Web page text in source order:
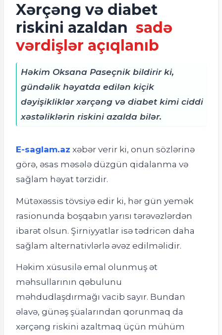
Xərçəng və diabet
riskini azaldan sadə
vərdişlər açıqlanıb
Həkim Oksana Paseçnik bildirir ki,
gündəlik həyatda edilən kiçik
dəyişikliklər xərçəng və diabet kimi ciddi
xəstəliklərin riskini azalda bilər.
E-saglam.az xəbər verir ki, onun sözlərinə
görə, əsas məsələ düzgün qidalanma və
sağlam həyat tərzidir.
Mütəxəssis tövsiyə edir ki, hər gün yemək
rasionunda boşqabın yarısı tərəvəzlərdən
ibarət olsun. Şirniyyatlar isə tədricən daha
sağlam alternativlərlə əvəz edilməlidir.
Həkim xüsusilə emal olunmuş ət
məhsullarının qəbulunu
məhdudlaşdırmağı vacib sayır. Bundan
əlavə, günəş şüalarından qorunmaq da
xərçəng riskini azaltmaq üçün mühüm